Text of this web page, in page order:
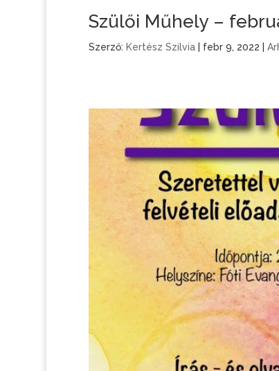
Szülői Műhely –
Szerző: Kertész Szilvia| febr 9, 2022 |